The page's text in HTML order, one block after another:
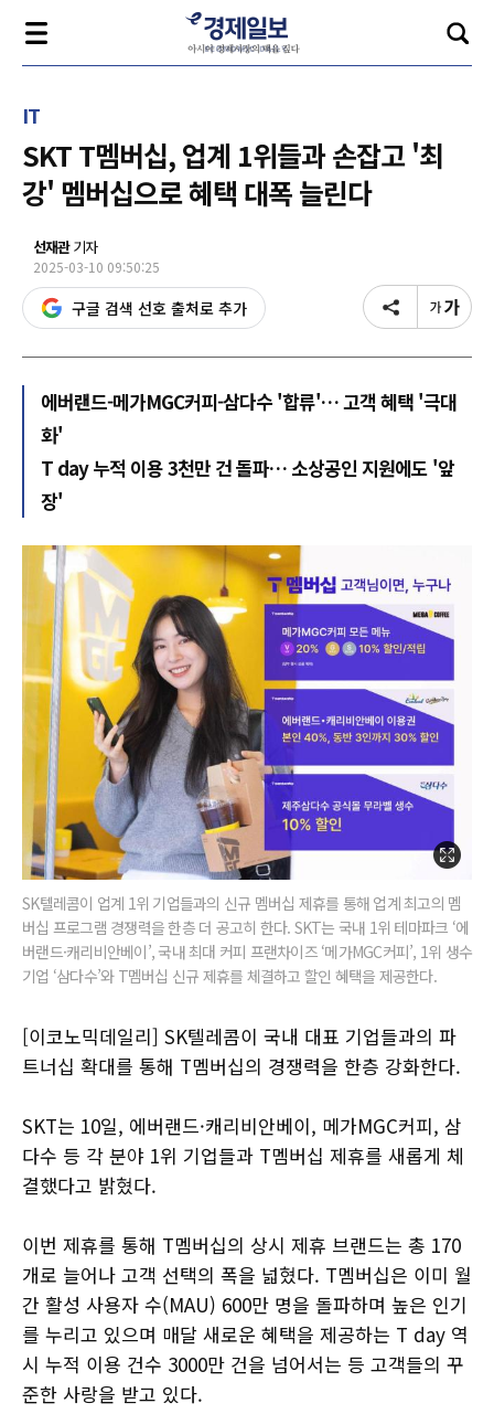
IT
SKT T멤버십, 업계 1위들과 손잡고 '최
강' 멤버십으로 혜택 대폭 늘린다
선재관기자
2025-03-10 09:50:25
구글 검색 선호 출처로 추가
에버랜드-메가MGC커피-삼다수 '합류'… 고객 혜택 '극대
화'
T day 누적 이용 3천만 건 돌파… 소상공인 지원에도 '앞
장'
SK텔레콤이 업계 1위 기업들과의 신규 멤버십 제휴를 통해 업계 최고의 멤
버십 프로그램 경쟁력을 한층 더 공고히 한다. SKT는 국내 1위 테마파크 ‘에
버랜드·캐리비안베이’, 국내 최대 커피 프랜차이즈 ‘메가MGC커피’, 1위 생수
기업 ‘삼다수’와 T멤버십 신규 제휴를 체결하고 할인 혜택을 제공한다.
[이코노믹데일리] SK텔레콤이 국내 대표 기업들과의 파
트너십 확대를 통해 T멤버십의 경쟁력을 한층 강화한다.
SKT는 10일, 에버랜드·캐리비안베이, 메가MGC커피, 삼
다수 등 각 분야 1위 기업들과 T멤버십 제휴를 새롭게 체
결했다고 밝혔다.
이번 제휴를 통해 T멤버십의 상시 제휴 브랜드는 총 170
개로 늘어나 고객 선택의 폭을 넓혔다. T멤버십은 이미 월
간 활성 사용자 수(MAU) 600만 명을 돌파하며 높은 인기
를 누리고 있으며 매달 새로운 혜택을 제공하는 T day 역
시 누적 이용 건수 3000만 건을 넘어서는 등 고객들의 꾸
준한 사랑을 받고 있다.